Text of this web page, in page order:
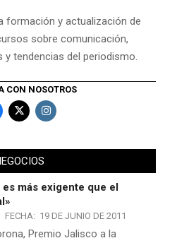
formación y actualización de
sobre comunicación,
y tendencias del periodismo.
CON NOSOTROS
más exigente que el
FECHA: 19 DE JUNIO DE 2011
Premio Jalisco a la